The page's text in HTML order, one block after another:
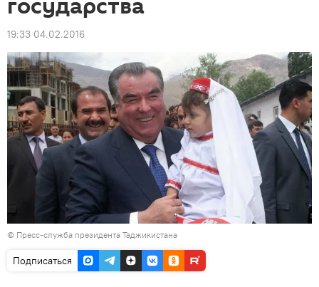
государства
19:33 04.02.2016
© Пресс-служба президента Таджикистана
Подписаться